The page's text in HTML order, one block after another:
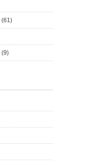
(61)
(9)